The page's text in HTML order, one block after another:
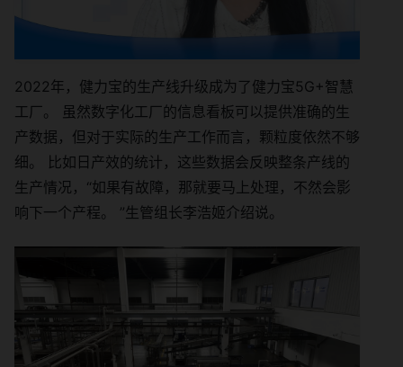
2022年，健力宝的生产线升级成为了健力宝5G+智慧
工厂。 虽然数字化工厂的信息看板可以提供准确的生
产数据，但对于实际的生产工作而言，颗粒度依然不够
细。 比如日产效的统计，这些数据会反映整条产线的
生产情况，“如果有故障，那就要马上处理，不然会影
响下一个产程。 ”生管组长李浩姬介绍说。